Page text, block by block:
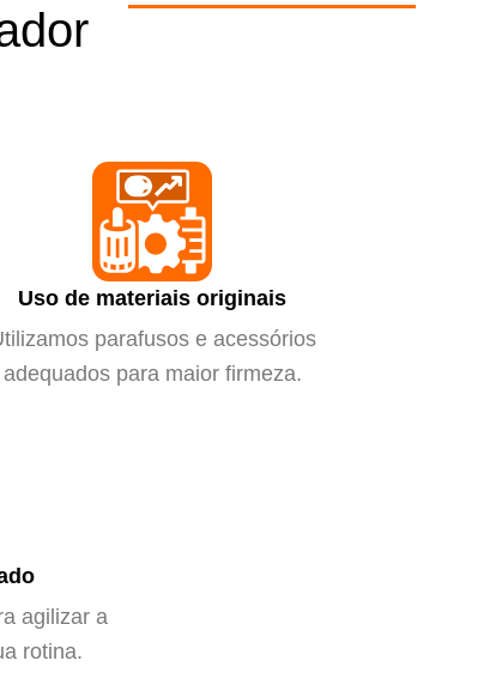
Uso de materiais originais
parafusos e acessórios
adequados para maior firmeza.
agilizar a
rotina.